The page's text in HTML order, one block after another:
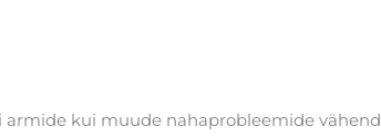
kui muude nahaprobleemide